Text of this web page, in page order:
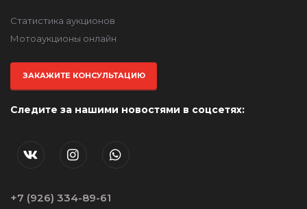
Статистика аукционов
Мотоаукционы онлайн
ЗАКАЖИТЕ КОНСУЛЬТАЦИЮ
Следите за нашими новостями в соцсетях:
+7 (926) 334-89-61